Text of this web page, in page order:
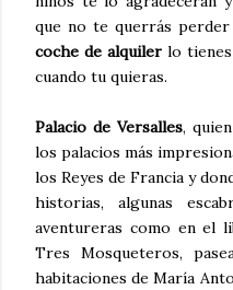
que no te querrás
coche de alquiler lo
cuando tu quieras.
Palacio de Versalles,
los palacios más
los Reyes de Francia y
historias, algunas
aventureras como en el
Tres Mosqueteros,
habitaciones de María